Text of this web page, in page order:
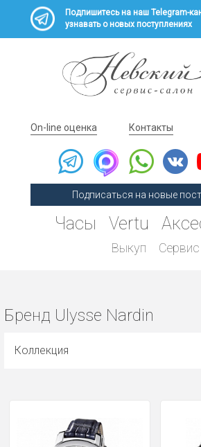
Подпишитесь на наш Telegram-
узнавать о новых поступлениях
On-line оценка Контакты
Подписаться на новые
Часы Vertu
Выкуп Сервис
Бренд Ulysse Nardin
Коллекция